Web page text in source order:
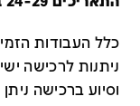
כלל העבודות
ניתנות לרכישה
וסיוע ברכישה